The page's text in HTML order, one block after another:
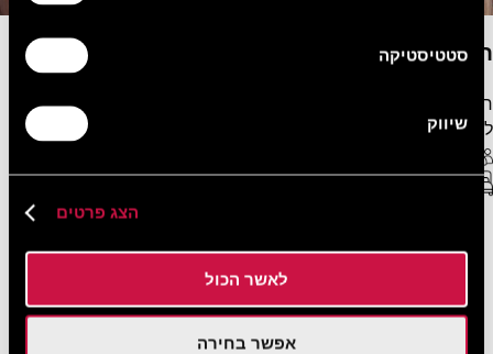
סטטיסטיקה
שיווק
הצג פרטים
לאשר הכול
אפשר בחירה
חדר סטנדרט עם נוף לעיר
חדר סטנדרט ממוזג בגודל נוח, המתאים במיוחד ליחידים או
לזוגות.
ראו את כל החדרים